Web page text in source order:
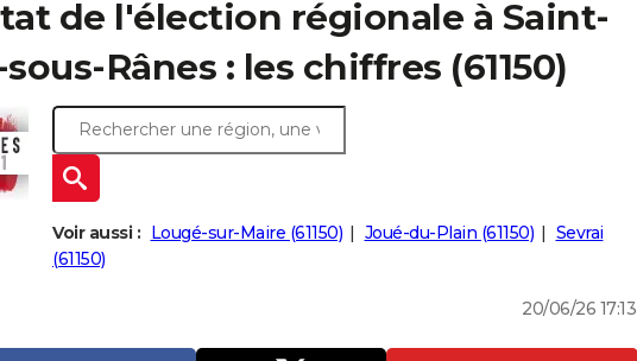
de l'élection régionale à Saint-
Rânes : les chiffres (61150)
Voir aussi : Lougé-sur-Maire (61150) Joué-du-Plain (61150)
Sevrai
(61150)
20/06/26 17:13